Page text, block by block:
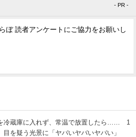
- PR -
ぼ 読者アンケートにご協力をお願いし
冷蔵庫に入れず、常温で放置したら…… 1
目を疑う光景に「ヤバいヤバいヤバい」